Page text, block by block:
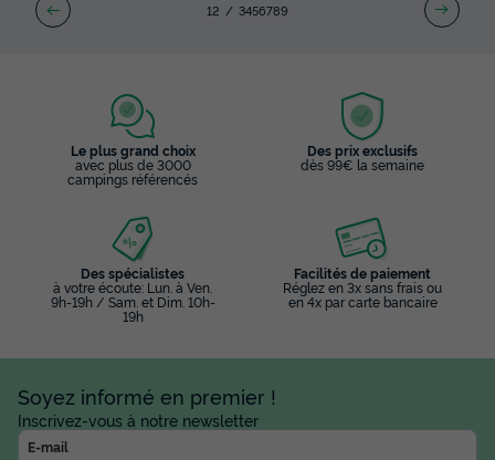
12 3456789
Le plus grand choix
avec plus de 3000
campings référencés
Des prix exclusifs
dès 99€ la semaine
Des spécialistes
à votre écoute: Lun. à Ven.
9h-19h / Sam. et Dim. 10h-
19h
Facilités de paiement
Réglez en 3x sans frais ou
en 4x par carte bancaire
Soyez informé en premier !
Inscrivez-vous à notre newsletter
E-mail